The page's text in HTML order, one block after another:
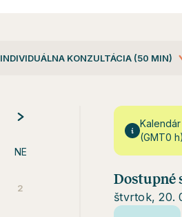
INDIVIDUÁLNA KONZULTÁCIA (50 MIN)
NE
2
(GMT0 h)
Dostupné
štvrtok, 20.